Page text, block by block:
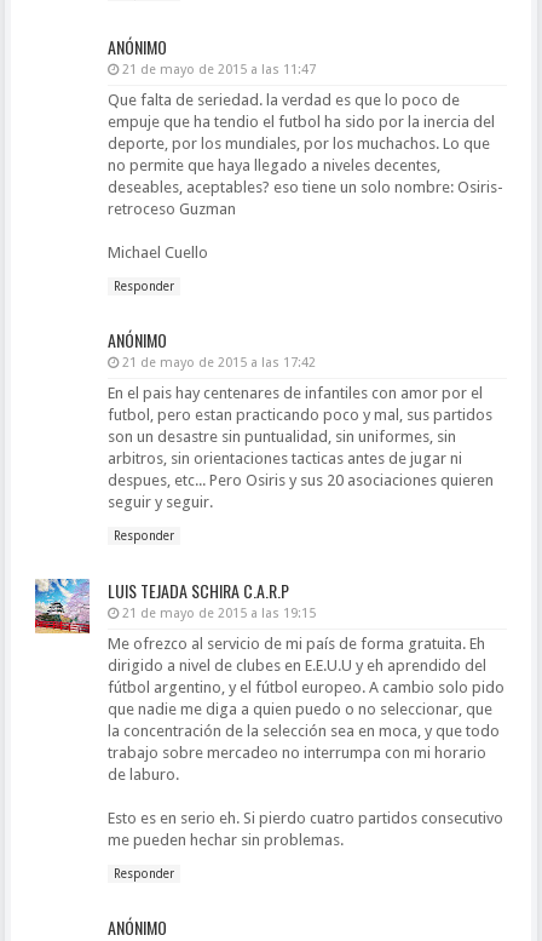
ANÓNIMO
21 de mayo de 2015 a las 11:47
Que falta de seriedad. la verdad es que lo poco de
empuje que ha tendio el futbol ha sido por la inercia del
deporte, por los mundiales, por los muchachos. Lo que
no permite que haya llegado a niveles decentes,
deseables, aceptables? eso tiene un solo nombre: Osiris-
retroceso Guzman
Michael Cuello
Responder
ANÓNIMO
21 de mayo de 2015 a las 17:42
En el pais hay centenares de infantiles con amor por el
futbol, pero estan practicando poco y mal, sus partidos
son un desastre sin puntualidad, sin uniformes, sin
arbitros, sin orientaciones tacticas antes de jugar ni
despues, etc... Pero Osiris y sus 20 asociaciones quieren
seguir y seguir.
Responder
LUIS TEJADA SCHIRA C.A.R.P
21 de mayo de 2015 a las 19:15
Me ofrezco al servicio de mi país de forma gratuita. Eh
dirigido a nivel de clubes en E.E.U.U y eh aprendido del
fútbol argentino, y el fútbol europeo. A cambio solo pido
que nadie me diga a quien puedo o no seleccionar, que
la concentración de la selección sea en moca, y que todo
trabajo sobre mercadeo no interrumpa con mi horario
de laburo.
Esto es en serio eh. Si pierdo cuatro partidos consecutivo
me pueden hechar sin problemas.
Responder
ANÓNIMO